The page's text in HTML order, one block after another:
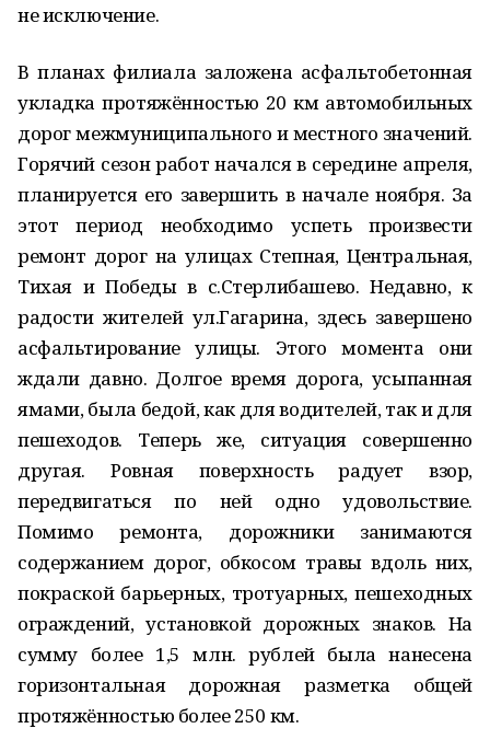
не исключение.
В планах филиала заложена асфальтобетонная
укладка протяжённостью 20 км автомобильных
дорог межмуниципального и местного значений.
Горячий сезон работ начался в середине апреля,
планируется его завершить в начале ноября. За
этот период необходимо успеть произвести
ремонт дорог на улицах Степная, Центральная,
Тихая и Победы в с.Стерлибашево. Недавно, к
радости жителей ул.Гагарина, здесь завершено
асфальтирование улицы. Этого момента они
ждали давно. Долгое время дорога, усыпанная
ямами, была бедой, как для водителей, так и для
пешеходов. Теперь же, ситуация совершенно
другая. Ровная поверхность радует взор,
передвигаться по ней одно удовольствие.
Помимо ремонта, дорожники занимаются
содержанием дорог, обкосом травы вдоль них,
покраской барьерных, тротуарных, пешеходных
ограждений, установкой дорожных знаков. На
сумму более 1,5 млн. рублей была нанесена
горизонтальная дорожная разметка общей
протяжённостью более 250 км.